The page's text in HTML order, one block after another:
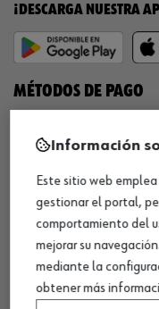
¡DESCARGA NUESTRA
MÉTODOS DE PAGO
¡SÍGUENOS!
Información
Este sitio web
gestionar el portal,
comportamiento del
mejorar su
mediante la
obtener más